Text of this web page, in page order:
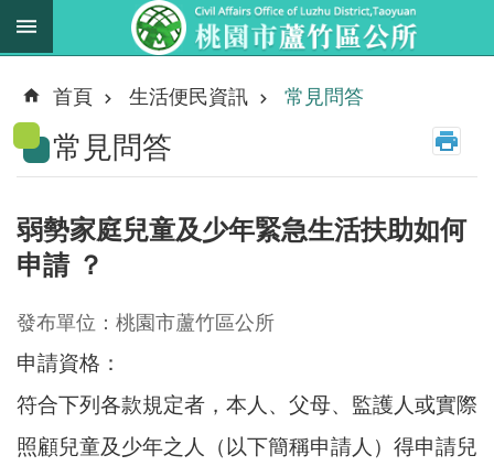
跳到主要內容區塊
新
消
息
務
職
掌
法
資
料
進
首頁 生活便民資訊 常見問答
常見問答
弱勢家庭兒童及少年緊急生活扶助如何
申請 ？
發布單位：桃園市蘆竹區公所
申請資格：
符合下列各款規定者，本人、父母、監護人或實際
照顧兒童及少年之人（以下簡稱申請人）得申請兒